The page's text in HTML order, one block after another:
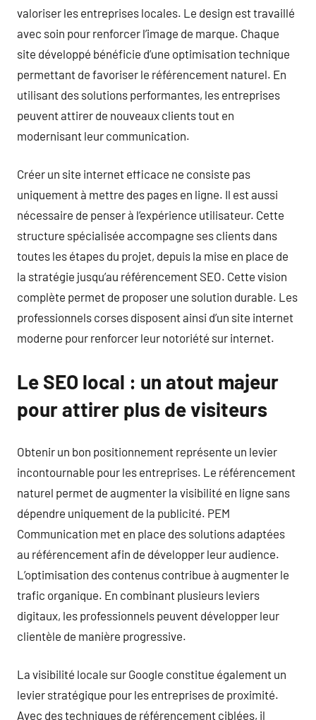
valoriser les entreprises locales. Le design est travaillé
avec soin pour renforcer l’image de marque. Chaque
site développé bénéficie d’une optimisation technique
permettant de favoriser le référencement naturel. En
utilisant des solutions performantes, les entreprises
peuvent attirer de nouveaux clients tout en
modernisant leur communication.
Créer un site internet efficace ne consiste pas
uniquement à mettre des pages en ligne. Il est aussi
nécessaire de penser à l’expérience utilisateur. Cette
structure spécialisée accompagne ses clients dans
toutes les étapes du projet, depuis la mise en place de
la stratégie jusqu’au référencement SEO. Cette vision
complète permet de proposer une solution durable. Les
professionnels corses disposent ainsi d’un site internet
moderne pour renforcer leur notoriété sur internet.
Le SEO local : un atout majeur
pour attirer plus de visiteurs
Obtenir un bon positionnement représente un levier
incontournable pour les entreprises. Le référencement
naturel permet de augmenter la visibilité en ligne sans
dépendre uniquement de la publicité. PEM
Communication met en place des solutions adaptées
au référencement afin de développer leur audience.
L’optimisation des contenus contribue à augmenter le
trafic organique. En combinant plusieurs leviers
digitaux, les professionnels peuvent développer leur
clientèle de manière progressive.
La visibilité locale sur Google constitue également un
levier stratégique pour les entreprises de proximité.
Avec des techniques de référencement ciblées, il